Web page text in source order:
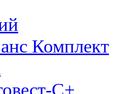
Комплект
С+